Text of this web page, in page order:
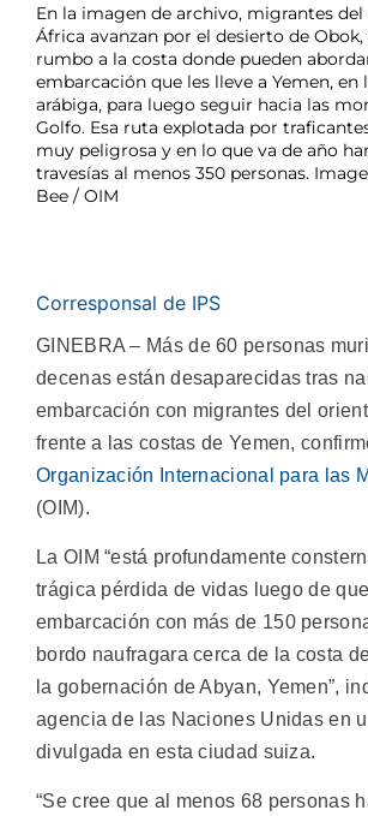
En la imagen de archivo, migrantes
África avanzan por el desierto de
rumbo a la costa donde pueden
embarcación que les lleve a Yemen, en
arábiga, para luego seguir hacia las
Golfo. Esa ruta explotada por
muy peligrosa y en lo que va de año
travesías al menos 350 personas.
Bee / OIM
Corresponsal de IPS
GINEBRA – Más de 60 personas
decenas están desaparecidas tras
embarcación con migrantes del
frente a las costas de Yemen,
Organización Internacional para las
(OIM).
La OIM “está profundamente
trágica pérdida de vidas luego de
embarcación con más de 150
bordo naufragara cerca de la costa
la gobernación de Abyan, Yemen”,
agencia de las Naciones Unidas en
divulgada en esta ciudad suiza.
“Se cree que al menos 68 personas